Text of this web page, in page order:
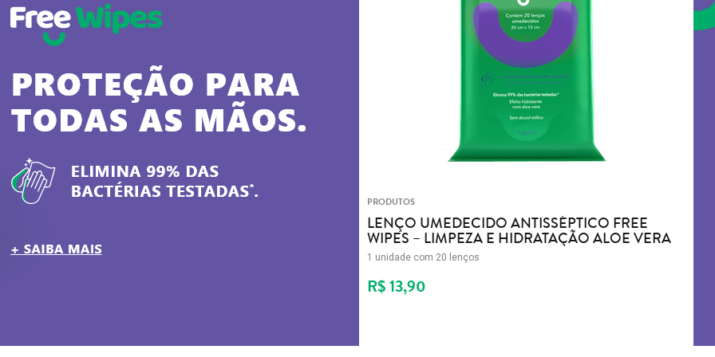
PRODUTOS
LENÇO UMEDECIDO ANTISSÉPTICO FREE
WIPES – LIMPEZA E HIDRATAÇÃO ALOE VERA
1 unidade com 20 lenços
R$ 13,90